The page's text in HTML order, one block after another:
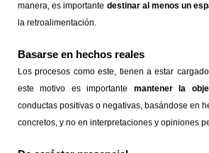
manera, es importante destinar al menos un
la retroalimentación.
Basarse en hechos reales
Los procesos como este, tienen a estar
este motivo es importante mantener la
conductas positivas o negativas, basándose en
concretos, y no en interpretaciones y opiniones